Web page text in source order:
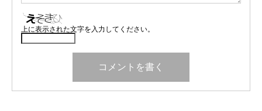
上に表示された文字を入力してください。